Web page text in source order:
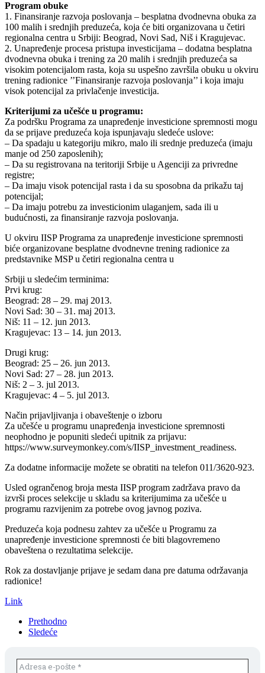
Program obuke
1. Finansiranje razvoja poslovanja – besplatna dvodnevna obuka za
100 malih i srednjih preduzeća, koja će biti organizovana u četiri
regionalna centra u Srbiji: Beograd, Novi Sad, Niš i Kragujevac.
2. Unapređenje procesa pristupa investicijama – dodatna besplatna
dvodnevna obuka i trening za 20 malih i srednjih preduzeća sa
visokim potencijalom rasta, koja su uspešno završila obuku u okviru
trening radionice ’’Finansiranje razvoja poslovanja’’ i koja imaju
visok potencijal za privlačenje investicija.
Kriterijumi za učešće u programu:
Za podršku Programa za unapređenje investicione spremnosti mogu
da se prijave preduzeća koja ispunjavaju sledeće uslove:
– Da spadaju u kategoriju mikro, malo ili srednje preduzeća (imaju
manje od 250 zaposlenih);
– Da su registrovana na teritoriji Srbije u Agenciji za privredne
registre;
– Da imaju visok potencijal rasta i da su sposobna da prikažu taj
potencijal;
– Da imaju potrebu za investicionim ulaganjem, sada ili u
budućnosti, za finansiranje razvoja poslovanja.
U okviru IISP Programa za unapređenje investicione spremnosti
biće organizovane besplatne dvodnevne trening radionice za
predstavnike MSP u četiri regionalna centra u
Srbiji u sledećim terminima:
Prvi krug:
Beograd: 28 – 29. maj 2013.
Novi Sad: 30 – 31. maj 2013.
Niš: 11 – 12. jun 2013.
Kragujevac: 13 – 14. jun 2013.
Drugi krug:
Beograd: 25 – 26. jun 2013.
Novi Sad: 27 – 28. jun 2013.
Niš: 2 – 3. jul 2013.
Kragujevac: 4 – 5. jul 2013.
Način prijavljivanja i obaveštenje o izboru
Za učešće u programu unapređenja investicione spremnosti
neophodno je popuniti sledeći upitnik za prijavu:
https://www.surveymonkey.com/s/IISP_investment_readiness.
Za dodatne informacije možete se obratiti na telefon 011/3620-923.
Usled ogrančenog broja mesta IISP program zadržava pravo da
izvrši proces selekcije u skladu sa kriterijumima za učešće u
programu razvijenim za potrebe ovog javnog poziva.
Preduzeća koja podnesu zahtev za učešće u Programu za
unapređenje investicione spremnosti će biti blagovremeno
obaveštena o rezultatima selekcije.
Rok za dostavljanje prijave je sedam dana pre datuma održavanja
radionice!
Link
Prethodno
Sledeće